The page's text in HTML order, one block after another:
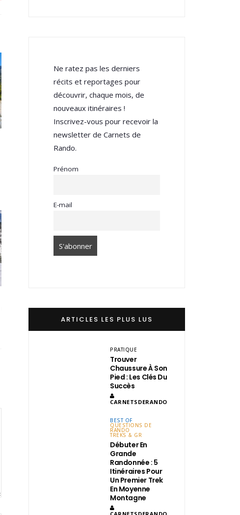
Ne ratez pas les derniers
récits et reportages pour
découvrir, chaque mois, de
nouveaux itinéraires !
Inscrivez-vous pour recevoir la
newsletter de Carnets de
Rando.
Prénom
E-mail
ARTICLES LES PLUS LUS
PRATIQUE
Trouver
Chaussure À Son
Pied : Les Clés Du
Succès
CARNETSDERANDO
BEST OF
QUESTIONS DE
RANDO
TREKS & GR
Débuter En
Grande
Randonnée : 5
Itinéraires Pour
Un Premier Trek
En Moyenne
Montagne